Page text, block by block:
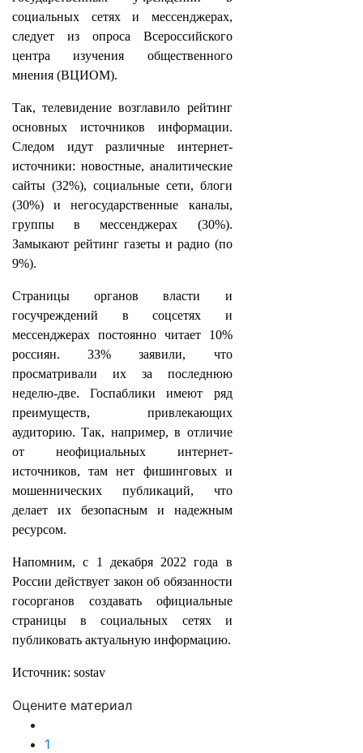
социальных сетях и мессенджерах,
следует из опроса Всероссийского
центра изучения общественного
мнения (ВЦИОМ).
Так, телевидение возглавило рейтинг
основных источников информации.
Следом идут различные интернет-
источники: новостные, аналитические
сайты (32%), социальные сети, блоги
(30%) и негосударственные каналы,
группы в мессенджерах (30%).
Замыкают рейтинг газеты и радио (по
9%).
Страницы органов власти и
госучреждений в соцсетях и
мессенджерах постоянно читает 10%
россиян. 33% заявили, что
просматривали их за последнюю
неделю-две. Госпаблики имеют ряд
преимуществ, привлекающих
аудиторию. Так, например, в отличие
от неофициальных интернет-
источников, там нет фишинговых и
мошеннических публикаций, что
делает их безопасным и надежным
ресурсом.
Напомним, с 1 декабря 2022 года в
России действует закон об обязанности
госорганов создавать официальные
страницы в социальных сетях и
публиковать актуальную информацию.
Источник: sostav
Оцените материал
1